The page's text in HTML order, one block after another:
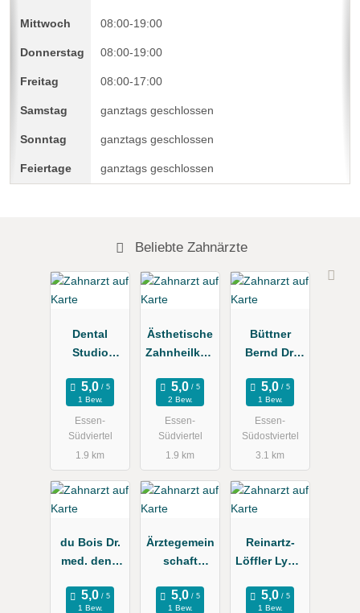
08:00-19:00
08:00-19:00
08:00-17:00
ganztags geschlossen
ganztags geschlossen
ganztags geschlossen
Beliebte Zahnärzte
Dental
Studio
GmbH
1 Bew.
Essen-
Südviertel
1.9 km
Ästhetische
Zahnheilkun
2 Bew.
Essen-
Südviertel
1.9 km
Büttner
Bernd Dr.
1 Bew.
Essen-
Südostviertel
3.1 km
du Bois Dr.
med. dent.
xis Linden
1 Bew.
Ärztegemein
schaft
Volker u.
1 Bew.
Reinartz-
Löffler Lydia
1 Bew.